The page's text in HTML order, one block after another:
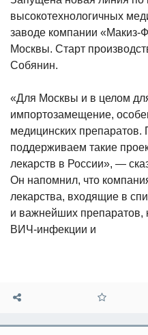
высокотехнологичных
заводе компании «Макиз-
Москвы. Старт
Собянин.
«Для Москвы и в целом
импортозамещение,
медицинских
поддерживаем такие
лекарств в России», —
Он напомнил, что
лекарства, входящие в
и важнейших препаратов,
ВИЧ-инфекции и